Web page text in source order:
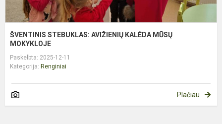
ŠVENTINIS STEBUKLAS: AVIŽIENIŲ KALĖDA MŪSŲ
MOKYKLOJE
Paskelbta: 2025-12-11
Kategorija: Renginiai
Plačiau